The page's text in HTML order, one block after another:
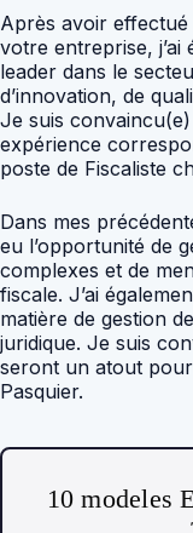
Après avoir
votre entreprise,
leader dans le
d’innovation, de
Je suis
expérience
poste de Fiscaliste
Dans mes
eu l’opportunité de
complexes et de
fiscale. J’ai
matière de gestion
juridique. Je suis
seront un atout
Pasquier.
10 modeles